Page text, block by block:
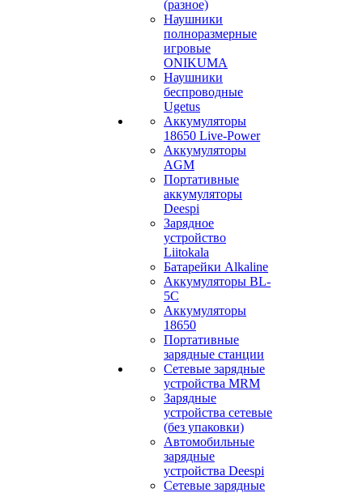
(разное)
Наушники
полноразмерные
игровые
ONIKUMA
Наушники
беспроводные
Ugetus
Аккумуляторы
18650 Live-Power
Аккумуляторы
АGM
Портативные
аккумуляторы
Deespi
Зарядное
устройство
Liitokala
Батарейки Alkaline
Аккумуляторы BL-
5C
Аккумуляторы
18650
Портативные
зарядные станции
Сетевые зарядные
устройства MRM
Зарядные
устройства сетевые
(без упаковки)
Автомобильные
зарядные
устройства Deespi
Сетевые зарядные